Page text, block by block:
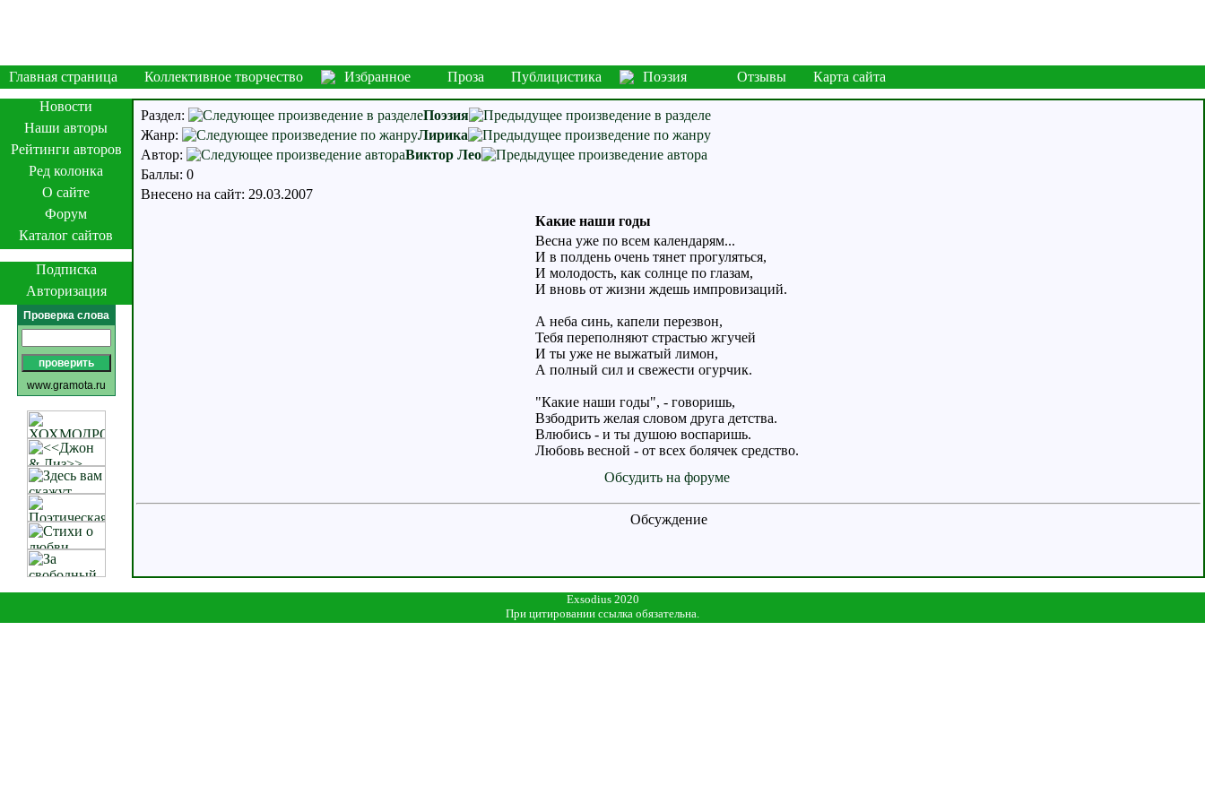
Главная страница Коллективное творчество Избранное Проза Публицистика Поэзия Отзывы
Карта сайта
Новости
Наши авторы
Рейтинги авторов
Ред колонка
О сайте
Форум
Каталог сайтов
Подписка
Авторизация
Проверка слова
www.gramota.ru
Раздел:
Поэзия
Жанр:
Лирика
Автор:
Виктор Лео
Баллы: 0
Внесено на сайт: 29.03.2007
Какие наши годы
Весна уже по всем календарям...
И в полдень очень тянет прогуляться,
И молодость, как солнце по глазам,
И вновь от жизни ждешь импровизаций.
А неба синь, капели перезвон,
Тебя переполняют страстью жгучей
И ты уже не выжатый лимон,
А полный сил и свежести огурчик.
"Какие наши годы", - говоришь,
Взбодрить желая словом друга детства.
Влюбись - и ты душою воспаришь.
Любовь весной - от всех болячек средство.
Обсудить на форуме
Обсуждение
Exsodius 2020
При цитировании ссылка обязательна.